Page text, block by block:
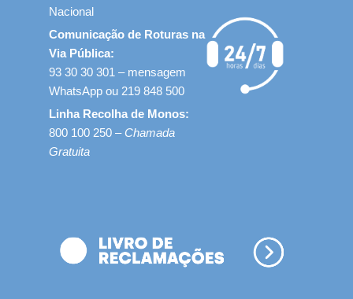
Nacional
Comunicação de Roturas na
Via Pública:
93 30 30 301 – mensagem
WhatsApp ou 219 848 500
Linha Recolha de Monos:
800 100 250 – Chamada
Gratuita